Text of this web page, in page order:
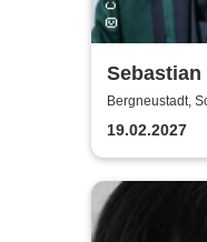
Sebastian
auf der
Bergneustadt,
19.02.2027